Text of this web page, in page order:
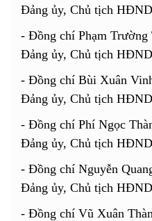
Đảng ủy, Chủ tịch
- Đồng chí Phạm
Đảng ủy, Chủ tịch
- Đồng chí Bùi Xuân
Đảng ủy, Chủ tịch
- Đồng chí Phí Ngọc
Đảng ủy, Chủ tịch
- Đồng chí Nguyễn
Đảng ủy, Chủ tịch
- Đồng chí Vũ Xuân